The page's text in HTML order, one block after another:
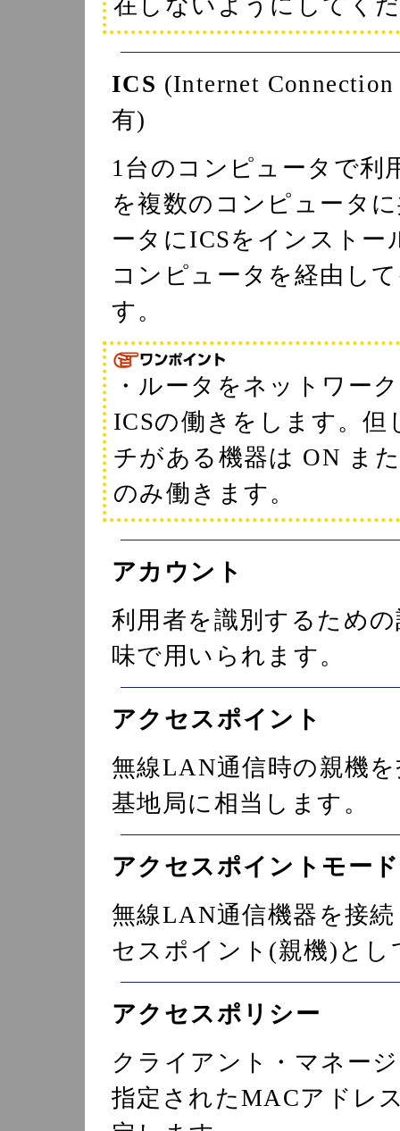
在しないようにしてく
ICS (Internet
有)
1台のコンピュータで利
を複数のコンピュータ
ータにICSをインスト
コンピュータを経由し
す。
・ルータをネットワー
ICSの働きをします。
チがある機器は ON ま
のみ働きます。
アカウント
利用者を識別するため
味で用いられます。
アクセスポイント
無線LAN通信時の親機
基地局に相当します。
アクセスポイントモード
無線LAN通信機器を接
セスポイント(親機)と
アクセスポリシー
クライアント・マネー
指定されたMACアドレ